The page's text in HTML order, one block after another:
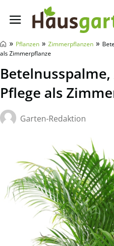
Hausgarten.net
» Pflanzen » Zimmerpflanzen »
als Zimmerpflanze
Pflege als
Garten-Redaktion